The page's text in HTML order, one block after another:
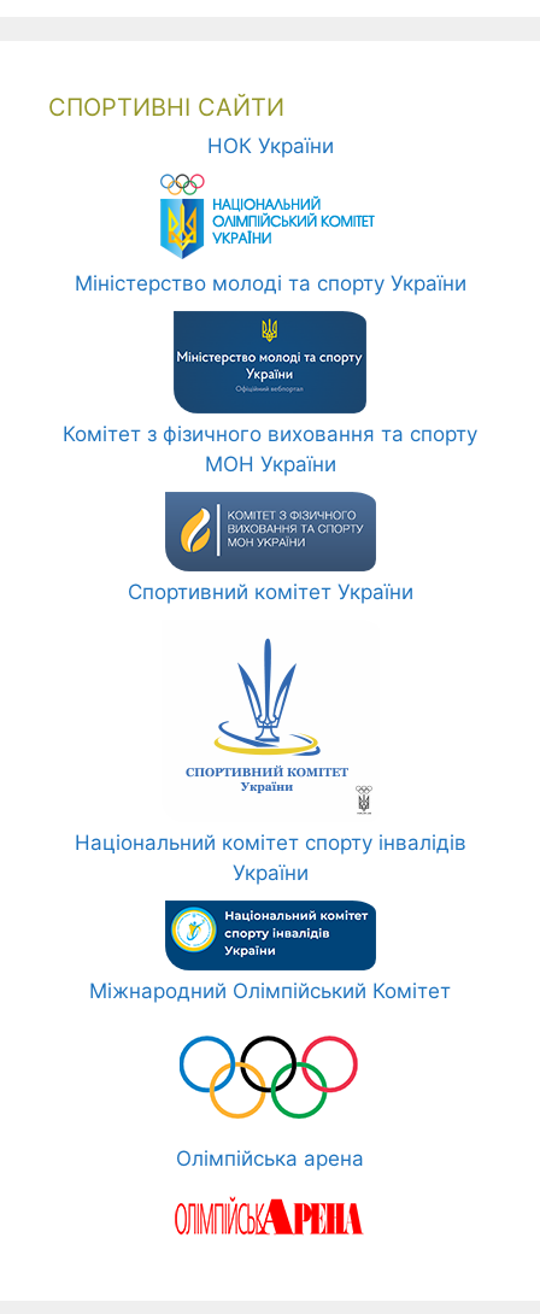
СПОРТИВНІ САЙТИ
НОК України
Міністерство молоді та спорту України
Комітет з фізичного виховання та спорту
МОН України
Спортивний комітет України
Національний комітет спорту інвалідів
України
Міжнародний Олімпійський Комітет
Олімпійська арена